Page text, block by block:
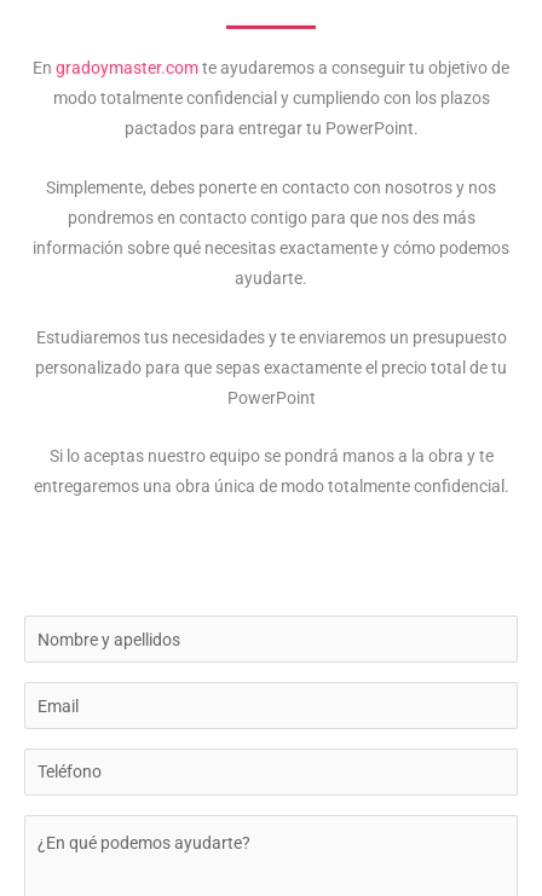
En gradoymaster.comte ayudaremos a conseguir tu objetivo de
modo totalmente confidencial y cumpliendo con los plazos
pactados para entregar tu PowerPoint.
Simplemente, debes ponerte en contacto con nosotros y nos
pondremos en contacto contigo para que nos des más
información sobre qué necesitas exactamente y cómo podemos
ayudarte.
Estudiaremos tus necesidades y te enviaremos un presupuesto
personalizado para que sepas exactamente el precio total de tu
PowerPoint
Si lo aceptas nuestro equipo se pondrá manos a la obra y te
entregaremos una obra única de modo totalmente confidencial.